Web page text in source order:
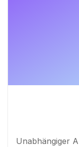
Unabhängiger